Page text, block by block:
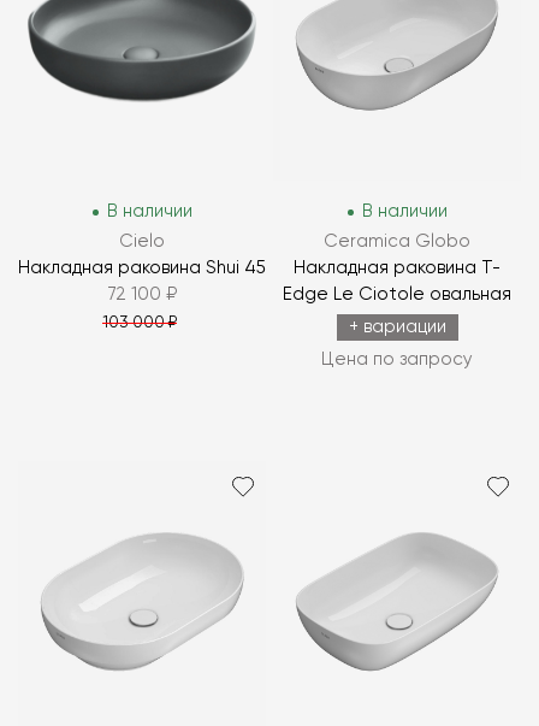
В наличии
Cielo
Накладная раковина Shui 45
72 100 ₽
103 000 ₽
В наличии
Ceramica Globo
Накладная раковина T-
Edge Le Ciotole овальная
+ вариации
Цена по запросу